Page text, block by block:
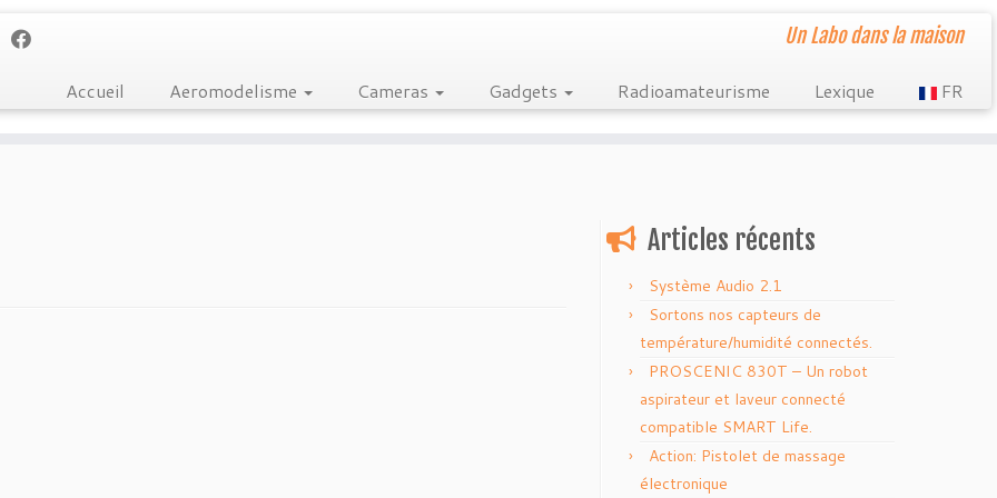
Un Labo dans la maison
Accueil Aeromodelisme Cameras Gadgets Radioamateurisme Lexique FR
Articles récents
Système Audio 2.1
Sortons nos capteurs de
température/humidité connectés.
PROSCENIC 830T – Un robot
aspirateur et laveur connecté
compatible SMART Life.
Action: Pistolet de massage
électronique